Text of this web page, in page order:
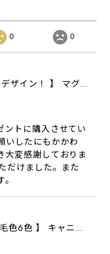
0 0
【 コーギー 2023新デザイン！ 】 マグカップ お家用 プレゼント 犬 うちの子 犬グッズ ギフト
ントに購入させてい
いしたにもかかわ
大変感謝しておりま
だけました。また
【 チワワ スムース 毛色6色 】 キャニスター 保存容器 お家用 プレゼント 犬 ペット うちの子 犬グッズ